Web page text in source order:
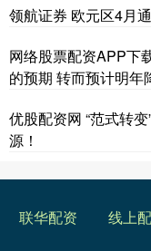
领航证券 欧元区4月
网络股票配资APP下
的预期 转而预计明年
优股配资网 “范式转
源！
联华配资 线上